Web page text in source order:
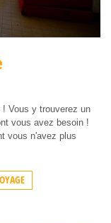
Vous y trouverez un
vous avez besoin !
vous n'avez plus